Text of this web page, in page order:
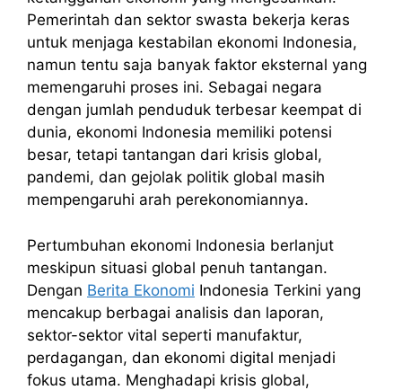
Pemerintah dan sektor swasta bekerja keras
untuk menjaga kestabilan ekonomi Indonesia,
namun tentu saja banyak faktor eksternal yang
memengaruhi proses ini. Sebagai negara
dengan jumlah penduduk terbesar keempat di
dunia, ekonomi Indonesia memiliki potensi
besar, tetapi tantangan dari krisis global,
pandemi, dan gejolak politik global masih
mempengaruhi arah perekonomiannya.
Pertumbuhan ekonomi Indonesia berlanjut
meskipun situasi global penuh tantangan.
Dengan Berita Ekonomi Indonesia Terkini yang
mencakup berbagai analisis dan laporan,
sektor-sektor vital seperti manufaktur,
perdagangan, dan ekonomi digital menjadi
fokus utama. Menghadapi krisis global,